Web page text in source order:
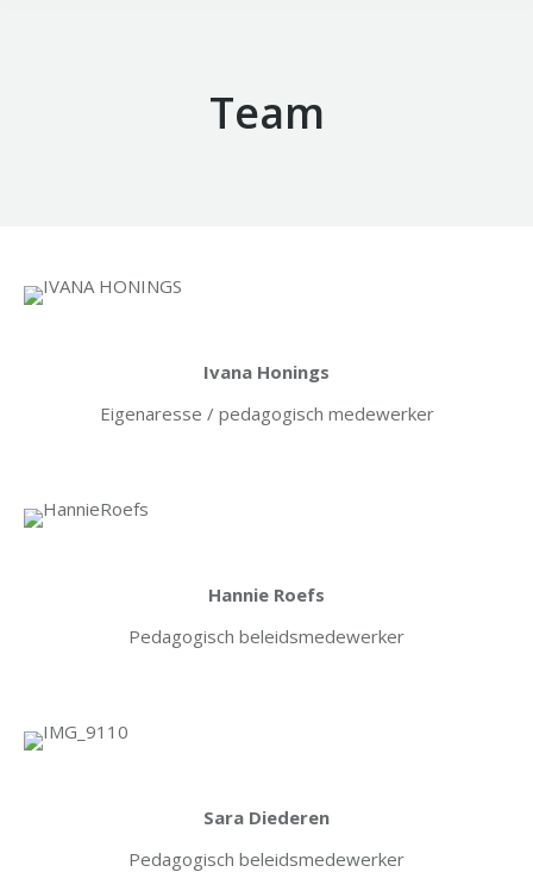
Team
Ivana Honings
Eigenaresse / pedagogisch medewerker
Hannie Roefs
Pedagogisch beleidsmedewerker
Sara Diederen
Pedagogisch beleidsmedewerker